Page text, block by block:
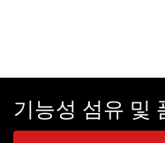
기능성 섬유 및